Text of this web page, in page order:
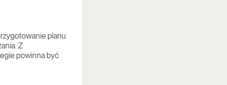
planu
Z
powinna być